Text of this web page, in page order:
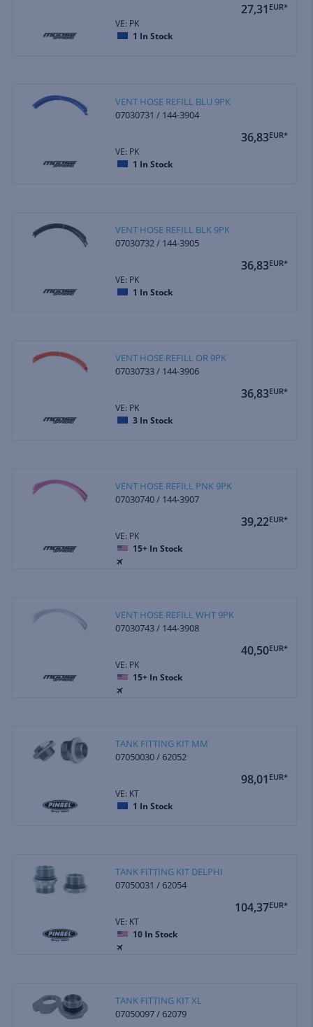
27,31 EUR*
VE: PK
1 In Stock
VENT HOSE REFILL BLU 9PK
07030731 / 144-3904
36,83EUR*
VE: PK
1 In Stock
VENT HOSE REFILL BLK 9PK
07030732 / 144-3905
36,83EUR*
VE: PK
1 In Stock
VENT HOSE REFILL OR 9PK
07030733 / 144-3906
36,83EUR*
VE: PK
3 In Stock
VENT HOSE REFILL PNK 9PK
07030740 / 144-3907
39,22EUR*
VE: PK
15+ In Stock
VENT HOSE REFILL WHT 9PK
07030743 / 144-3908
40,50EUR*
VE: PK
15+ In Stock
TANK FITTING KIT MM
07050030 / 62052
98,01 EUR*
VE: KT
1 In Stock
TANK FITTING KIT DELPHI
07050031 / 62054
104,37EUR*
VE: KT
10 In Stock
TANK FITTING KIT XL
07050097 / 62079